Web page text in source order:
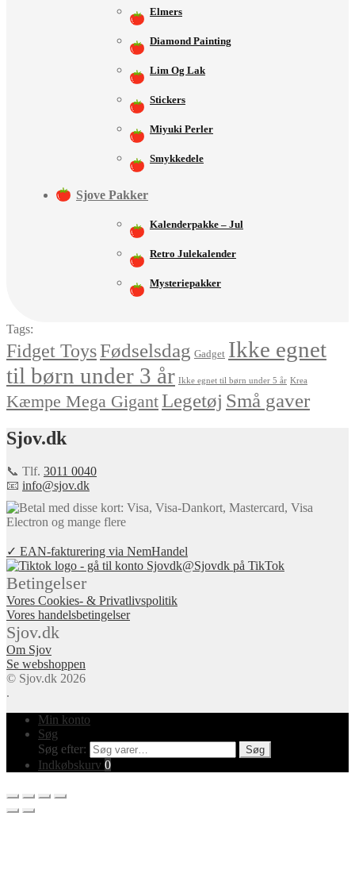
Elmers
Diamond Painting
Lim Og Lak
Stickers
Miyuki Perler
Smykkedele
Sjove Pakker
Kalenderpakke – Jul
Retro Julekalender
Mysteriepakker
Tags:
Fidget ToysFødselsdag Gadget Ikke egnet
til børn under 3 år Ikke egnet til børn under 5 år Krea
Kæmpe Mega GigantLegetøj Små gaver
Sjov.dk
📞 Tlf. 3011 0040
📧 info@sjov.dk
✓ EAN-fakturering via NemHandel
@Sjovdk på TikTok
Betingelser
Vores Cookies- & Privatlivspolitik
Vores handelsbetingelser
Sjov.dk
Om Sjov
Se webshoppen
© Sjov.dk 2026
.
Min konto
Søg
Søg efter:
Søg
Indkøbskurv 0